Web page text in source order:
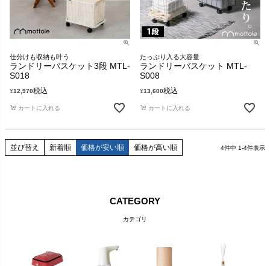
仕分けも収納も叶う
ランドリーバスケット3段 MTL-
S018
¥12,970税込
カートに入れる
たっぷり入る大容量
ランドリーバスケット MTL-
S008
¥13,600税込
カートに入れる
並び替え 新着順 価格が安い順 価格が高い順 4件中 1-4件表示
CATEGORY
カテゴリ